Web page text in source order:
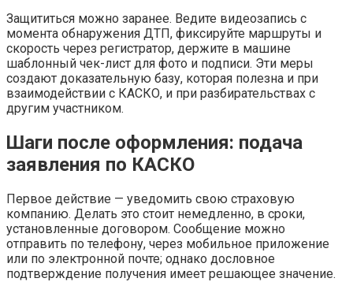
Защититься можно заранее. Ведите видеозапись с
момента обнаружения ДТП, фиксируйте маршруты и
скорость через регистратор, держите в машине
шаблонный чек-лист для фото и подписи. Эти меры
создают доказательную базу, которая полезна и при
взаимодействии с КАСКО, и при разбирательствах с
другим участником.
Шаги после оформления: подача
заявления по КАСКО
Первое действие — уведомить свою страховую
компанию. Делать это стоит немедленно, в сроки,
установленные договором. Сообщение можно
отправить по телефону, через мобильное приложение
или по электронной почте; однако дословное
подтверждение получения имеет решающее значение.